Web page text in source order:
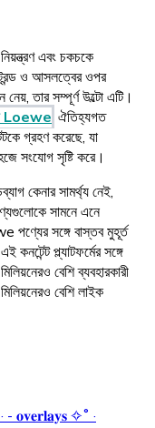
এবং চকচকে
ও আসলত্বের ওপর
তার সম্পূর্ণ উল্টো এটি।
Loewe ঐতিহ্যগত
গ্রহণ করেছে, যা
সংযোগ সৃষ্টি করে।
কেনার সামর্থ্য নেই,
সামনে এনে
পণ্যের সঙ্গে বাস্তব মুহূর্ত
প্ল্যাটফর্মের সঙ্গে
বেশি ব্যবহারকারী
বেশি লাইক
𝐨𝐯𝐞𝐫𝐥𝐚𝐲𝐬 ✧˚ ·